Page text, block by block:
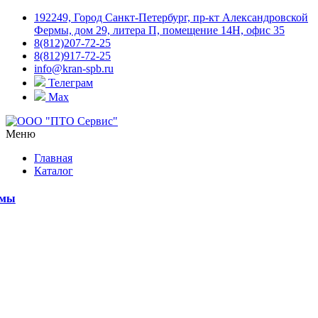
192249, Город Санкт-Петербург, пр-кт Александровской
Фермы, дом 29, литера П, помещение 14Н, офис 35
8(812)207-72-25
8(812)917-72-25
info@kran-spb.ru
Телеграм
Max
Меню
Главная
Каталог